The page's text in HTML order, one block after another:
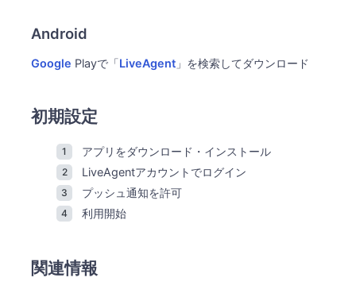
Android
Google Playで「LiveAgent 」を検索してダウンロード
初期設定
アプリをダウンロード・インストール
LiveAgentアカウントでログイン
プッシュ通知を許可
利用開始
関連情報